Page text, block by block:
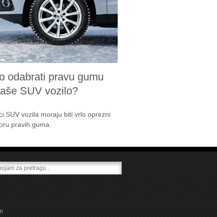
odabrati pravu gumu
SUV vozilo?
SUV vozila moraju biti vrlo oprezni
pravih guma.